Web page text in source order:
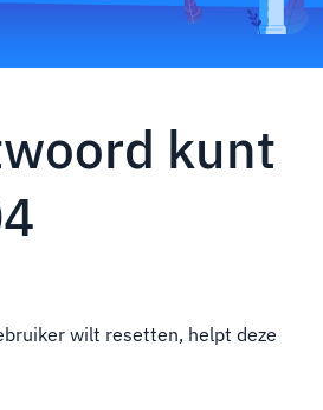
kunt
wilt resetten, helpt deze